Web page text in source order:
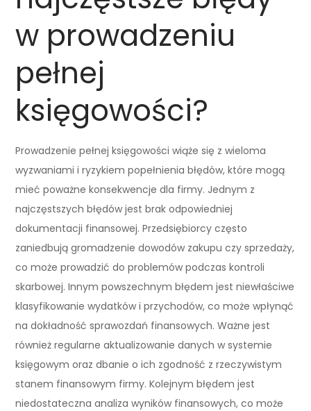
w prowadzeniu
pełnej
księgowości?
Prowadzenie pełnej księgowości wiąże się z wieloma
wyzwaniami i ryzykiem popełnienia błędów, które mogą
mieć poważne konsekwencje dla firmy. Jednym z
najczęstszych błędów jest brak odpowiedniej
dokumentacji finansowej. Przedsiębiorcy często
zaniedbują gromadzenie dowodów zakupu czy sprzedaży,
co może prowadzić do problemów podczas kontroli
skarbowej. Innym powszechnym błędem jest niewłaściwe
klasyfikowanie wydatków i przychodów, co może wpłynąć
na dokładność sprawozdań finansowych. Ważne jest
również regularne aktualizowanie danych w systemie
księgowym oraz dbanie o ich zgodność z rzeczywistym
stanem finansowym firmy. Kolejnym błędem jest
niedostateczna analiza wyników finansowych, co może